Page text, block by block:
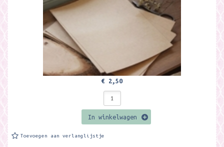
€ 2,50
In winkelwagen
Toevoegen aan verlanglijstje